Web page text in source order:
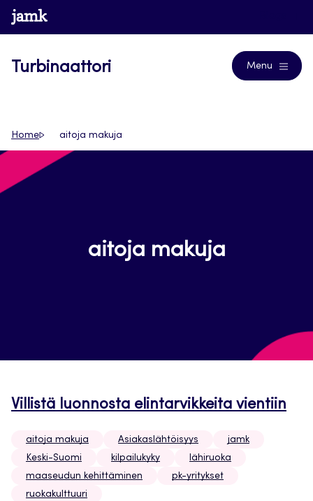
Siirry
suoraan
www.jamk.fi
Turbinaattori Menu
Home aitoja makuja
aitoja makuja
Villistä luonnosta elintarvikkeita vientiin
aitoja makuja Asiakaslähtöisyys
jamk
Keski-Suomi
kilpailukyky
lähiruoka
maaseudun kehittäminen
pk-yritykset
ruokakulttuuri